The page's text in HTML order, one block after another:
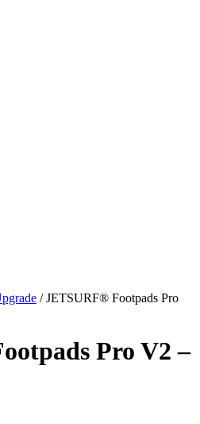
/ JETSURF® Footpads Pro
Pro V2 –